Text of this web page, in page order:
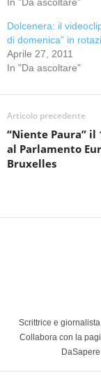
Dolcenera: il
di domenica” in
Aprile 27, 2011
In "Da ascoltare"
Articolo precedente
“Niente Paura” il
al Parlamento
Bruxelles
Scrittrice e
Collabora con la